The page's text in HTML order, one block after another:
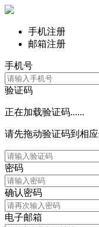
手机注册
邮箱注册
手机号
验证码
正在加载验证码......
请先拖动验证码到相
密码
确认密码
电子邮箱